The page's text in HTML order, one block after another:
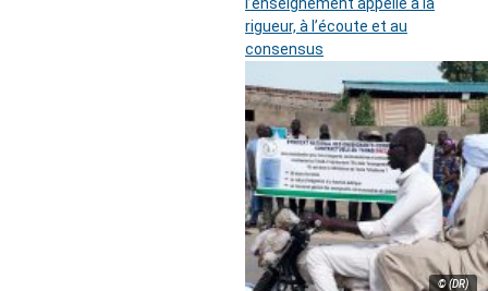
rigueur, à l’écoute et au
consensus
© (DR)